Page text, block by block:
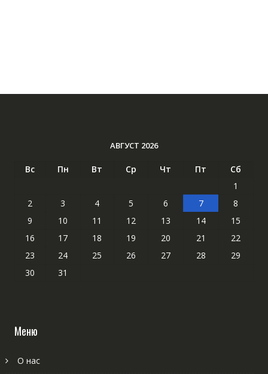
АВГУСТ 2026
Вс Пн Вт Ср Чт Пт
Сб
1
2
3 4 5 6 7
8
9
10 11 12 13 14
15
16
17 18 19 20 21
22
23
24 25 26 27 28
29
30
31
Меню
О нас